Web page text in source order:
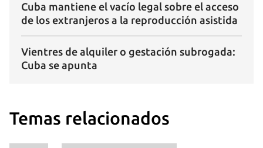
Guardar como favorito
Cuba mantiene el vacío legal sobre el acceso
de los extranjeros a la reproducción asistida
Vientres de alquiler o gestación subrogada:
Cuba se apunta
Temas relacionados